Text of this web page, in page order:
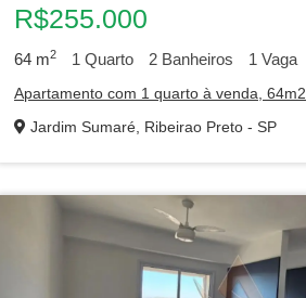
R$255.000
64 m2 1 Quarto 2 Banheiros 1 Vaga
Apartamento com 1 quarto à venda, 64m2
Jardim Sumaré, Ribeirao Preto - SP